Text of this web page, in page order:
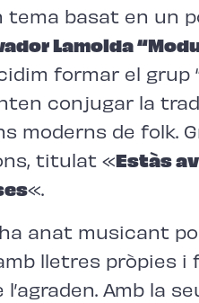
basat en un
Lamolda
formar el grup
conjugar la
moderns de folk.
titulat «Estàs
«.
anat musicant
lletres pròpies i
Amb la